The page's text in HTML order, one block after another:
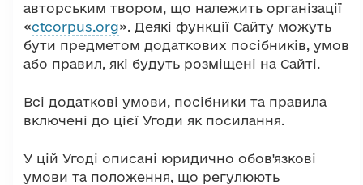
авторським твором, що належить організації
«ctcorpus.org». Деякі функції Сайту можуть
бути предметом додаткових посібників, умов
або правил, які будуть розміщені на Сайті.
Всі додаткові умови, посібники та правила
включені до цієї Угоди як посилання.
У цій Угоді описані юридично обов'язкові
умови та положення, що регулюють